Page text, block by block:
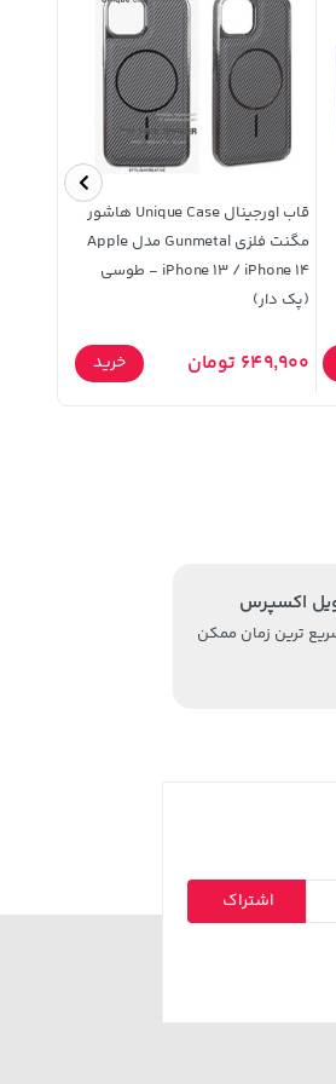
قاب اورجینال Unique Case هاشور
مگنت فلزی Gunmetal مدل Apple
iPhone 13 / iPhone 14 - طوسی
(پک دار)
649,900 تومان خرید
اکسپرس
ترین زمان ممکن
اشتراک